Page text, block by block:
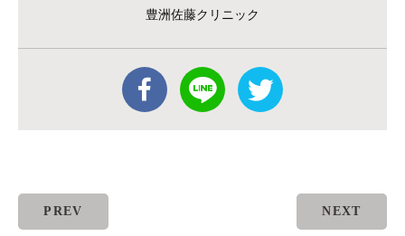
豊洲佐藤クリニック
PREV NEXT